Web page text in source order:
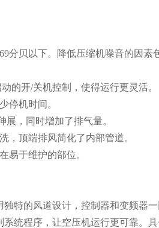
分贝以下。降低压缩机噪音的因
的开/关机控制，使得运行更灵活。
停机时间。
，同时增加了排气量。
，顶端排风简化了内部管道。
易于维护的部位。
特的风道设计，控制器和变频器一
统程序，让空压机运行更可靠。